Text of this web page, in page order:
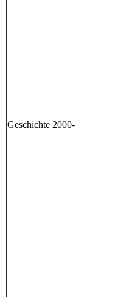
Geschichte 2000-